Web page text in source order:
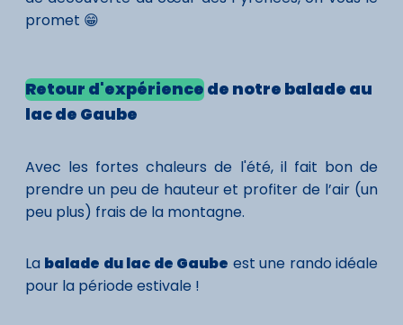
promet 😁
Retour d'expériencede notre balade au
lac de Gaube
Avec les fortes chaleurs de l'été, il fait bon de
prendre un peu de hauteur et profiter de l’air (un
peu plus) frais de la montagne.
La balade du lac de Gaube est une rando idéale
pour la période estivale !